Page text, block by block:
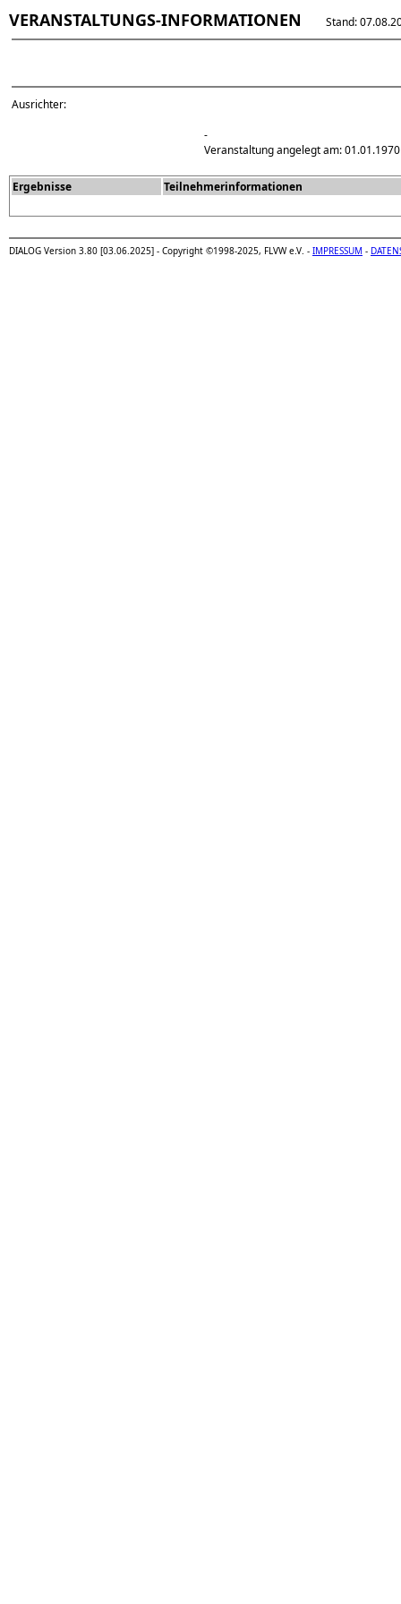
VERANSTALTUNGS-INFORMATIONEN Stand:
Ausrichter:
-
Veranstaltung angelegt am: 01.01.1970
Ergebnisse Teilnehmerinformationen
DIALOG Version 3.80 [03.06.2025] - Copyright ©1998-2025, FLVW e.V. - IMPRESSUM -